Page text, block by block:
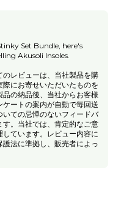
Set Bundle, here's
Akusoli Insoles.
レビューは、当社製品を購
にお寄せいただいたものを
の納品後、当社からお客様
ートの案内が自動で毎回送
ての忌憚のないフィードバ
。当社では、肯定的なご意
ています。レビュー内容に
法に準拠し、販売者によっ